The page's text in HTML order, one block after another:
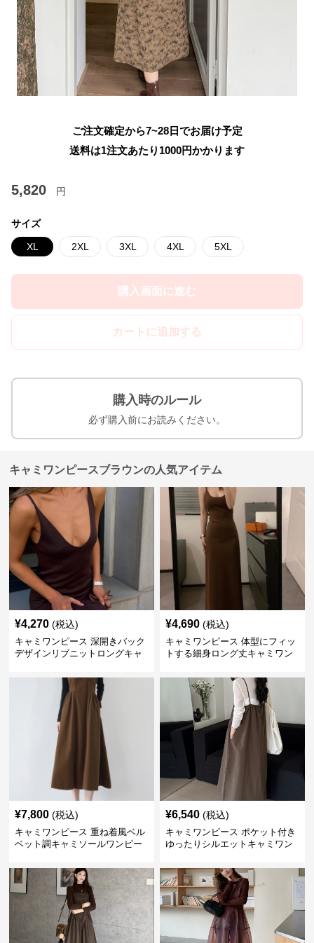
ご注文確定から7~28日でお届け予定
送料は1注文あたり 1000円かかります
5,820 円
サイズ
XL 2XL 3XL 4XL 5XL
購入画面に進む
カートに追加する
購入時のルール
必ず購入前にお読みください。
キャミワンピースブラウンの人気アイテム
¥4,270 (税込)
キャミワンピース 深開きバック
デザインリブニットロングキャ
¥4,690 (税込)
キャミワンピース 体型にフィッ
トする細身ロング丈キャミワン
¥7,800 (税込)
キャミワンピース 重ね着風ベル
ベット調キャミソールワンピー
¥6,540 (税込)
キャミワンピース ポケット付き
ゆったりシルエットキャミワン